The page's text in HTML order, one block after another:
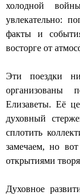
Г
р
о
д
н
о
холодной
увлекательно:
факты и
восторге от
Эти поездки
Елизаветы. Её
духовный
сплотить
замечаем, но
открытиями
Духовное